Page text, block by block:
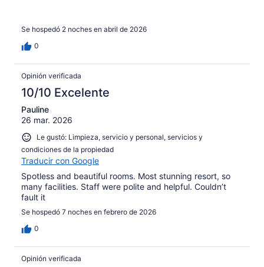
Se hospedó 2 noches en abril de 2026
0
Opinión verificada
10/10 Excelente
Pauline
26 mar. 2026
Le gustó: Limpieza, servicio y personal, servicios y
condiciones de la propiedad
Traducir con Google
Spotless and beautiful rooms. Most stunning resort, so
many facilities. Staff were polite and helpful. Couldn’t
fault it
Se hospedó 7 noches en febrero de 2026
0
Opinión verificada